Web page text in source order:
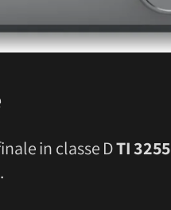
in classe DTI 3255
.